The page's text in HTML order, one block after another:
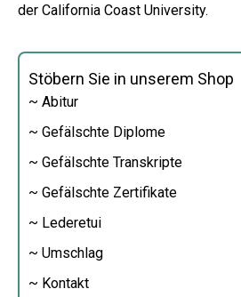
Stöbern Sie in unserem Shop
~ Abitur
~ Gefälschte Diplome
~ Gefälschte Transkripte
~ Gefälschte Zertifikate
~ Lederetui
~ Umschlag
~ Kontakt
der California Coast University.